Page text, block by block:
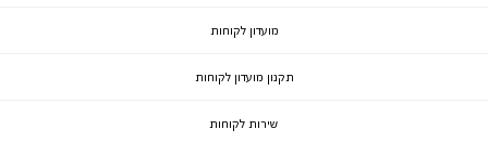
מועדון לקוחות
תקנון מועדון לקוחות
שירות לקוחות